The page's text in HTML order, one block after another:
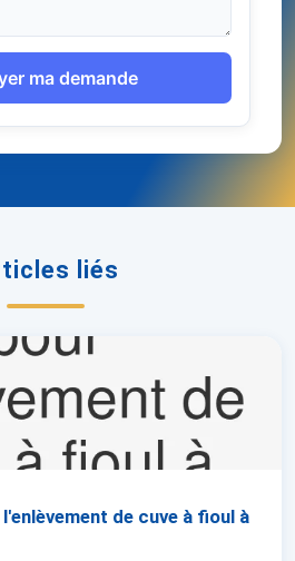
ma demande
liés
de cuve à fioul à